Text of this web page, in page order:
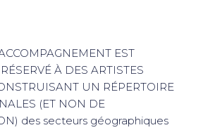
EST
À DES ARTISTES
UN RÉPERTOIRE
(ET NON DE
des secteurs géographiques